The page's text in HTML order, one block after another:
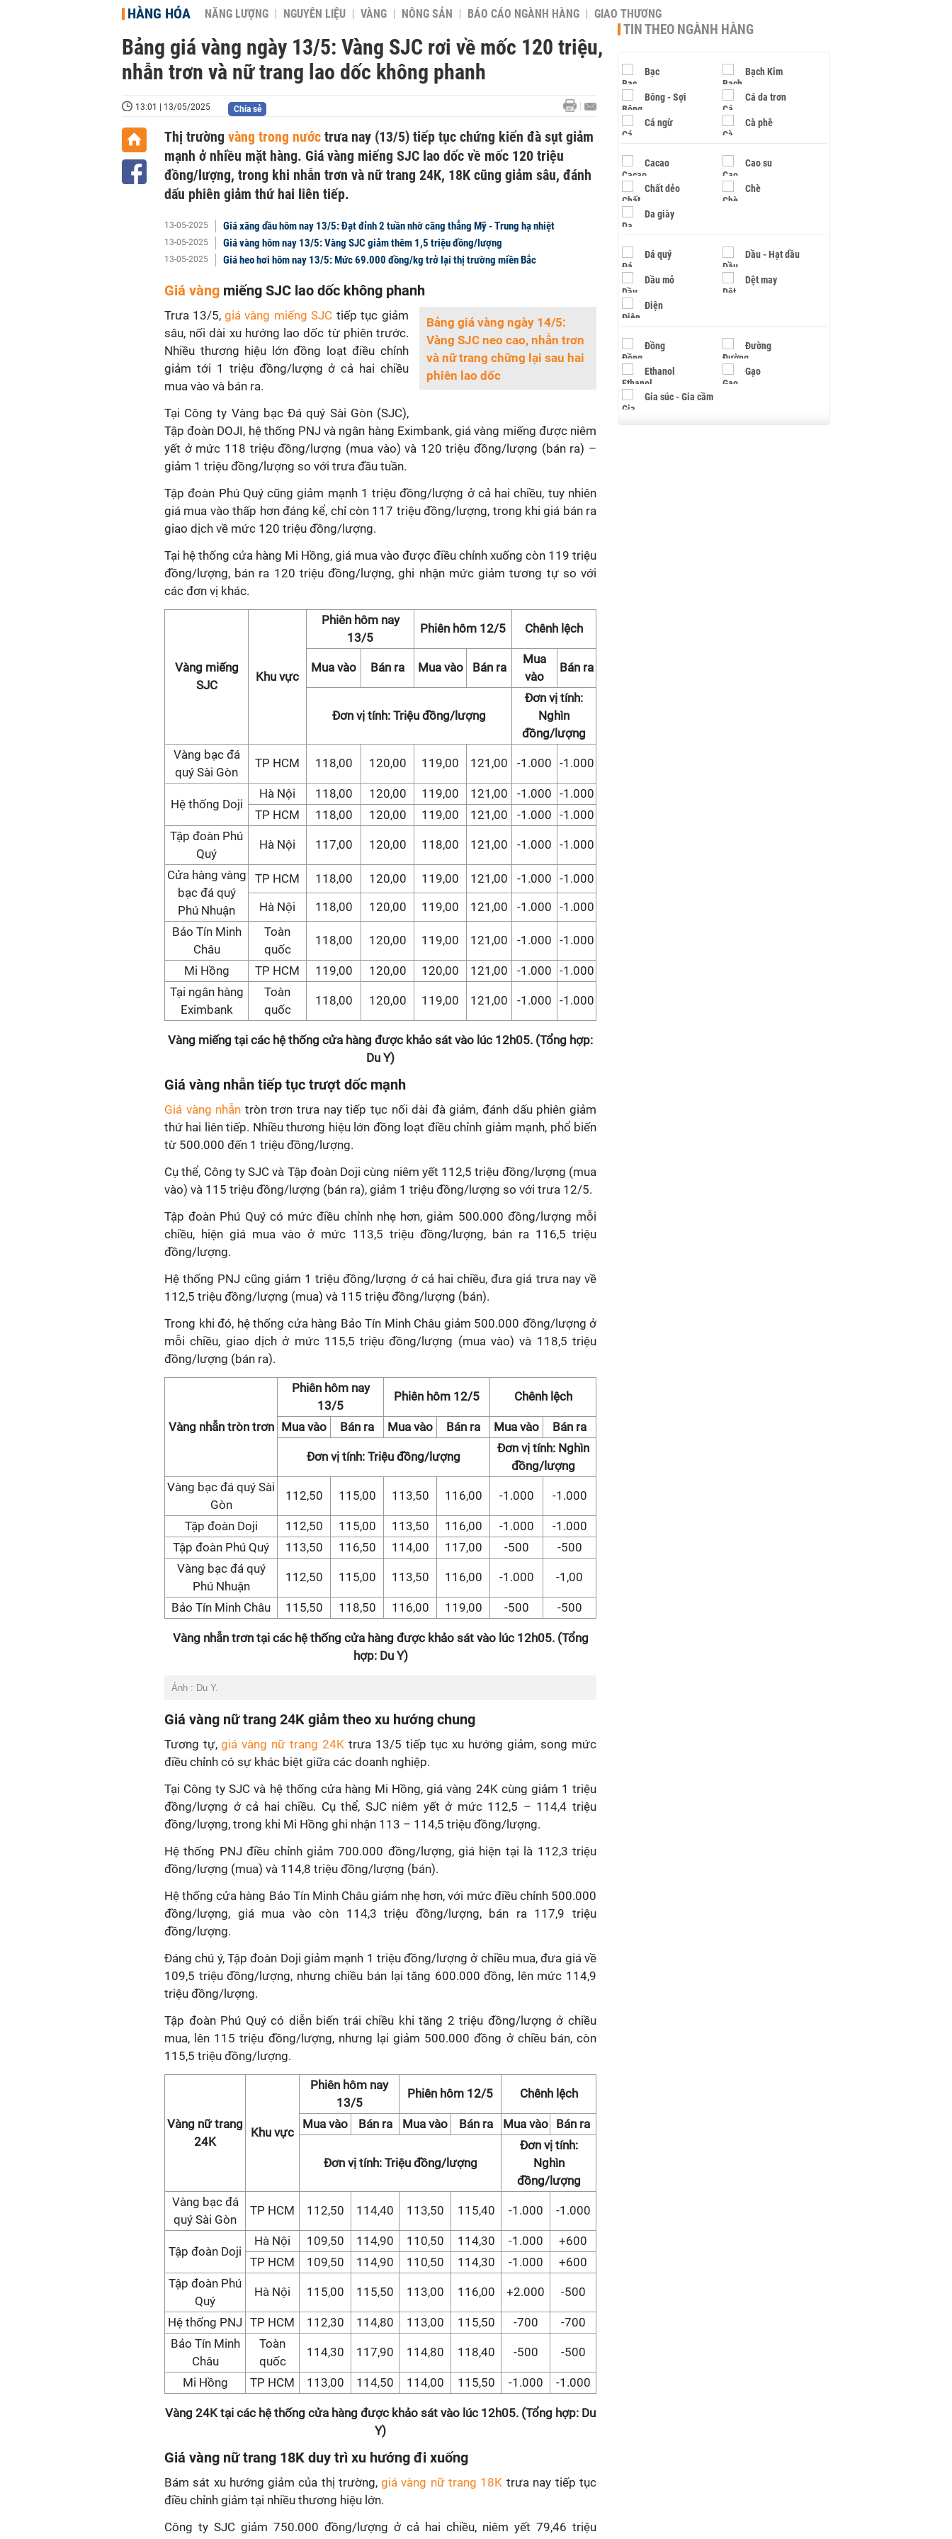
HÀNG HÓA NĂNG LƯỢNG NGUYÊN LIỆU VÀNG NÔNG SẢN BÁO CÁO NGÀNH HÀNG GIAO THƯƠNG
Bảng giá vàng ngày 13/5: Vàng SJC rơi về mốc 120 triệu,
nhẫn trơn và nữ trang lao dốc không phanh
13:01 | 13/05/2025 Chia sẻ
Thị trường vàng trong nước trưa nay (13/5) tiếp tục chứng kiến đà sụt giảm
mạnh ở nhiều mặt hàng. Giá vàng miếng SJC lao dốc về mốc 120 triệu
đồng/lượng, trong khi nhẫn trơn và nữ trang 24K, 18K cũng giảm sâu, đánh
dấu phiên giảm thứ hai liên tiếp.
13-05-2025 Giá xăng dầu hôm nay 13/5: Đạt đỉnh 2 tuần nhờ căng thẳng Mỹ - Trung hạ nhiệt
13-05-2025 Giá vàng hôm nay 13/5: Vàng SJC giảm thêm 1,5 triệu đồng/lượng
13-05-2025 Giá heo hơi hôm nay 13/5: Mức 69.000 đồng/kg trở lại thị trường miền Bắc
Giá vàng miếng SJC lao dốc không phanh
Bảng giá vàng ngày 14/5:
Vàng SJC neo cao, nhẫn trơn
và nữ trang chững lại sau hai
phiên lao dốc
Trưa 13/5, giá vàng miếng SJC tiếp tục giảm
sâu, nối dài xu hướng lao dốc từ phiên trước.
Nhiều thương hiệu lớn đồng loạt điều chỉnh
giảm tới 1 triệu đồng/lượng ở cả hai chiều
mua vào và bán ra.
Tại Công ty Vàng bạc Đá quý Sài Gòn (SJC),
Tập đoàn DOJI, hệ thống PNJ và ngân hàng Eximbank, giá vàng miếng được niêm
yết ở mức 118 triệu đồng/lượng (mua vào) và 120 triệu đồng/lượng (bán ra) –
giảm 1 triệu đồng/lượng so với trưa đầu tuần.
Tập đoàn Phú Quý cũng giảm mạnh 1 triệu đồng/lượng ở cả hai chiều, tuy nhiên
giá mua vào thấp hơn đáng kể, chỉ còn 117 triệu đồng/lượng, trong khi giá bán ra
giao dịch về mức 120 triệu đồng/lượng.
Tại hệ thống cửa hàng Mi Hồng, giá mua vào được điều chỉnh xuống còn 119 triệu
đồng/lượng, bán ra 120 triệu đồng/lượng, ghi nhận mức giảm tương tự so với
các đơn vị khác.
Vàng miếng
SJC
Khu vực
Phiên hôm nay
13/5
Phiên hôm 12/5 Chênh lệch
Mua vào Bán ra Mua vào Bán ra
Mua
vào
Bán ra
Đơn vị tính: Triệu đồng/lượng
Đơn vị tính:
Nghìn
đồng/lượng
Vàng bạc đá
quý Sài Gòn
TP HCM 118,00 120,00 119,00 121,00 -1.000 -1.000
Hệ thống Doji
Hà Nội 118,00 120,00 119,00 121,00 -1.000 -1.000
TP HCM
118,00 120,00 119,00 121,00 -1.000 -1.000
Tập đoàn Phú
Quý
Hà Nội 117,00 120,00 118,00 121,00 -1.000 -1.000
Cửa hàng vàng
bạc đá quý
Phú Nhuận
TP HCM 118,00 120,00 119,00 121,00 -1.000 -1.000
Hà Nội
118,00 120,00 119,00 121,00 -1.000 -1.000
Bảo Tín Minh
Châu
Toàn
quốc
118,00 120,00 119,00 121,00 -1.000 -1.000
Mi Hồng TP HCM 119,00 120,00 120,00 121,00 -1.000 -1.000
Tại ngân hàng
Eximbank
Toàn
quốc
118,00 120,00 119,00 121,00 -1.000 -1.000
Vàng miếng tại các hệ thống cửa hàng được khảo sát vào lúc 12h05. (Tổng hợp:
Du Y)
Giá vàng nhẫn tiếp tục trượt dốc mạnh
Giá vàng nhẫn tròn trơn trưa nay tiếp tục nối dài đà giảm, đánh dấu phiên giảm
thứ hai liên tiếp. Nhiều thương hiệu lớn đồng loạt điều chỉnh giảm mạnh, phổ biến
từ 500.000 đến 1 triệu đồng/lượng.
Cụ thể, Công ty SJC và Tập đoàn Doji cùng niêm yết 112,5 triệu đồng/lượng (mua
vào) và 115 triệu đồng/lượng (bán ra), giảm 1 triệu đồng/lượng so với trưa 12/5.
Tập đoàn Phú Quý có mức điều chỉnh nhẹ hơn, giảm 500.000 đồng/lượng mỗi
chiều, hiện giá mua vào ở mức 113,5 triệu đồng/lượng, bán ra 116,5 triệu
đồng/lượng.
Hệ thống PNJ cũng giảm 1 triệu đồng/lượng ở cả hai chiều, đưa giá trưa nay về
112,5 triệu đồng/lượng (mua) và 115 triệu đồng/lượng (bán).
Trong khi đó, hệ thống cửa hàng Bảo Tín Minh Châu giảm 500.000 đồng/lượng ở
mỗi chiều, giao dịch ở mức 115,5 triệu đồng/lượng (mua vào) và 118,5 triệu
đồng/lượng (bán ra).
Vàng nhẫn tròn trơn
Phiên hôm nay
13/5
Phiên hôm 12/5 Chênh lệch
Mua vào Bán ra Mua vào Bán ra Mua vào Bán ra
Đơn vị tính: Triệu đồng/lượng
Đơn vị tính: Nghìn
đồng/lượng
Vàng bạc đá quý Sài
Gòn
112,50 115,00 113,50 116,00 -1.000 -1.000
Tập đoàn Doji 112,50 115,00 113,50 116,00 -1.000
-1.000
Tập đoàn Phú Quý
113,50 116,50 114,00 117,00 -500
-500
Vàng bạc đá quý
Phú Nhuận
112,50 115,00 113,50 116,00 -1.000 -1,00
Bảo Tín Minh Châu 115,50 118,50 116,00 119,00 -500 -500
Vàng nhẫn trơn tại các hệ thống cửa hàng được khảo sát vào lúc 12h05. (Tổng
hợp: Du Y)
Ảnh : Du Y.
Giá vàng nữ trang 24K giảm theo xu hướng chung
Tương tự, giá vàng nữ trang 24K trưa 13/5 tiếp tục xu hướng giảm, song mức
điều chỉnh có sự khác biệt giữa các doanh nghiệp.
Tại Công ty SJC và hệ thống cửa hàng Mi Hồng, giá vàng 24K cùng giảm 1 triệu
đồng/lượng ở cả hai chiều. Cụ thể, SJC niêm yết ở mức 112,5 – 114,4 triệu
đồng/lượng, trong khi Mi Hồng ghi nhận 113 – 114,5 triệu đồng/lượng.
Hệ thống PNJ điều chỉnh giảm 700.000 đồng/lượng, giá hiện tại là 112,3 triệu
đồng/lượng (mua) và 114,8 triệu đồng/lượng (bán).
Hệ thống cửa hàng Bảo Tín Minh Châu giảm nhẹ hơn, với mức điều chỉnh 500.000
đồng/lượng, giá mua vào còn 114,3 triệu đồng/lượng, bán ra 117,9 triệu
đồng/lượng.
Đáng chú ý, Tập đoàn Doji giảm mạnh 1 triệu đồng/lượng ở chiều mua, đưa giá về
109,5 triệu đồng/lượng, nhưng chiều bán lại tăng 600.000 đồng, lên mức 114,9
triệu đồng/lượng.
Tập đoàn Phú Quý có diễn biến trái chiều khi tăng 2 triệu đồng/lượng ở chiều
mua, lên 115 triệu đồng/lượng, nhưng lại giảm 500.000 đồng ở chiều bán, còn
115,5 triệu đồng/lượng.
Vàng nữ trang
24K
Khu vực
Phiên hôm nay
13/5
Phiên hôm 12/5 Chênh lệch
Mua vào Bán ra Mua vào Bán ra Mua vào Bán ra
Đơn vị tính: Triệu đồng/lượng
Đơn vị tính:
Nghìn
đồng/lượng
Vàng bạc đá
quý Sài Gòn
TP HCM 112,50 114,40 113,50 115,40 -1.000 -1.000
Tập đoàn Doji
Hà Nội 109,50 114,90 110,50 114,30 -1.000
+600
TP HCM
109,50 114,90 110,50 114,30 -1.000
+600
Tập đoàn Phú
Quý
Hà Nội 115,00 115,50 113,00 116,00 +2.000 -500
Hệ thống PNJ TP HCM 112,30 114,80 113,00 115,50 -700
-700
Bảo Tín Minh
Châu
Toàn
quốc
114,30 117,90 114,80 118,40 -500 -500
Mi Hồng TP HCM 113,00 114,50 114,00 115,50 -1.000 -1.000
Vàng 24K tại các hệ thống cửa hàng được khảo sát vào lúc 12h05. (Tổng hợp: Du
Y)
Giá vàng nữ trang 18K duy trì xu hướng đi xuống
Bám sát xu hướng giảm của thị trường, giá vàng nữ trang 18K trưa nay tiếp tục
điều chỉnh giảm tại nhiều thương hiệu lớn.
Công ty SJC giảm 750.000 đồng/lượng ở cả hai chiều, niêm yết 79,46 triệu
TIN THEO NGÀNH HÀNG
Bạc Bạch Kim
Bông - Sợi Cá da trơn
Cá ngừ Cà phê
Cacao Cao su
Chất dẻo Chè
Da giày
Đá quý Dầu - Hạt dầu
Dầu mỏ Dệt may
Điện
Đồng Đường
Ethanol Gạo
Gia súc - Gia cầm